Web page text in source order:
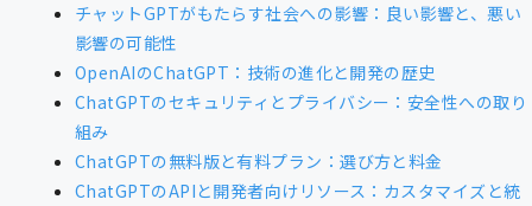
チャットGPTがもたらす社会への影響：良い影響と、悪い
影響の可能性
OpenAIのChatGPT：技術の進化と開発の歴史
ChatGPTのセキュリティとプライバシー：安全性への取り
組み
ChatGPTの無料版と有料プラン：選び方と料金
ChatGPTのAPIと開発者向けリソース：カスタマイズと統